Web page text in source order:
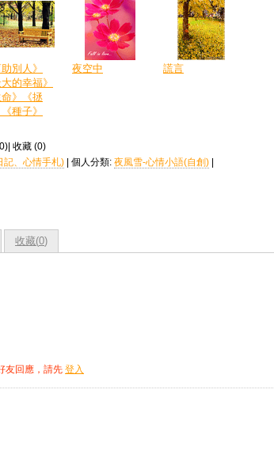
助別人》
大的幸福》
命》《拯
種子》
夜空中 謊言
0)| 收藏 (0)
記、心情手札) | 個人分類: 夜風雪-心情小語(自創)
收藏(0)
友回應，請先 登入